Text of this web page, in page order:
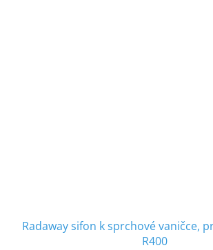
Radaway sifon k sprchové vaničce,
R400